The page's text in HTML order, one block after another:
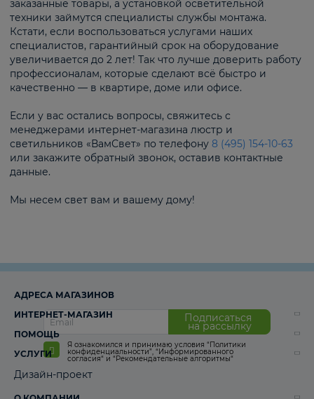
заказанные товары, а установкой осветительной
техники займутся специалисты службы монтажа.
Кстати, если воспользоваться услугами наших
специалистов, гарантийный срок на оборудование
увеличивается до 2 лет! Так что лучше доверить работу
профессионалам, которые сделают всё быстро и
качественно — в квартире, доме или офисе.
Если у вас остались вопросы, свяжитесь с
менеджерами интернет-магазина люстр и
светильников «ВамСвет» по телефону 8 (495) 154-10-63
или закажите обратный звонок, оставив контактные
данные.
Мы несем свет вам и вашему дому!
Подписаться
на рассылку
Я ознакомился и принимаю условия “Политики
конфиденциальности”, “Информированного
согласия“ и “Рекомендательные алгоритмы“
АДРЕСА МАГАЗИНОВ
ИНТЕРНЕТ-МАГАЗИН
ПОМОЩЬ
УСЛУГИ
Дизайн-проект